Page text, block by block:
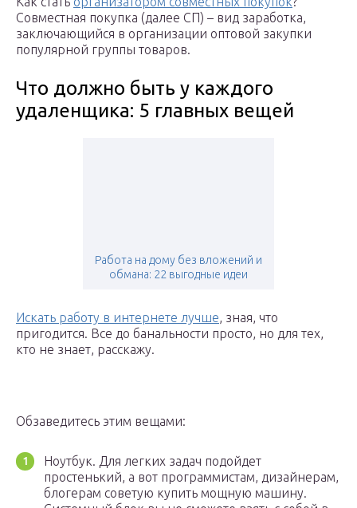
Совместная покупка (далее СП) – вид заработка,
заключающийся в организации оптовой закупки
популярной группы товаров.
Что должно быть у каждого
удаленщика: 5 главных вещей
Работа на дому без вложений и
обмана: 22 выгодные идеи
Искать работу в интернете лучше, зная, что
пригодится. Все до банальности просто, но для тех,
кто не знает, расскажу.
Обзаведитесь этим вещами:
Ноутбук. Для легких задач подойдет
простенький, а вот программистам, дизайнерам,
блогерам советую купить мощную машину.